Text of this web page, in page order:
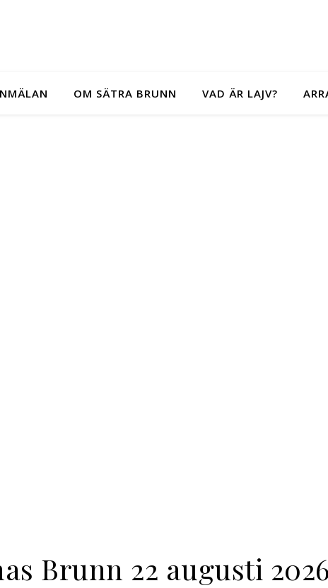
OM SÄTRA BRUNN VAD ÄR LAJV?
Brunn 22 augusti 2026